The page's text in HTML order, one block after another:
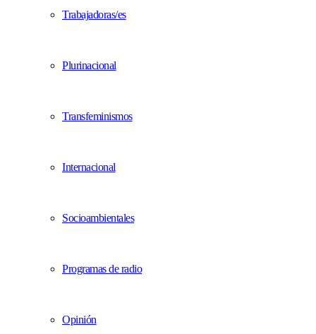
Trabajadoras/es
Plurinacional
Transfeminismos
Internacional
Socioambientales
Programas de radio
Opinión